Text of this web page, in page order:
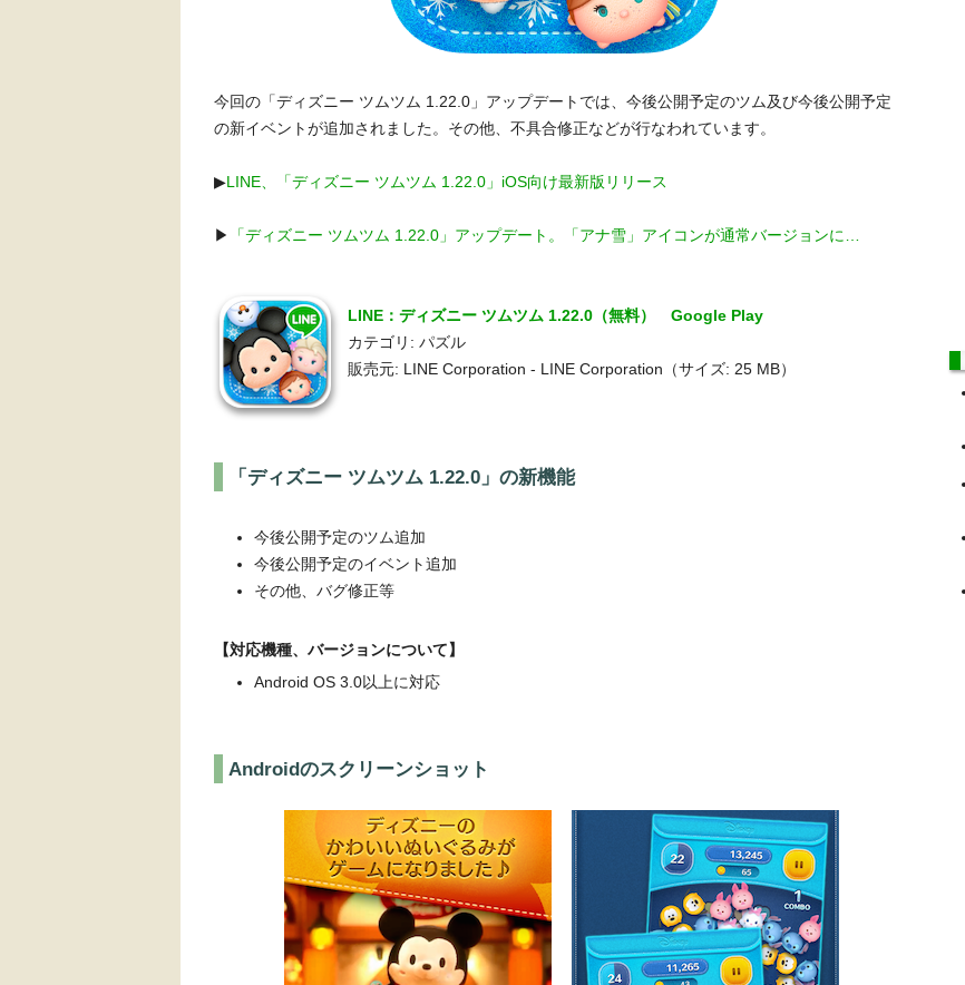
今回の「ディズニー ツムツム 1.22.0」アップデートでは、今後公開予定のツム及び今後公開予定
の新イベントが追加されました。その他、不具合修正などが行なわれています。
▶︎LINE、「ディズニー ツムツム 1.22.0」iOS向け最新版リリース
▶︎ 「ディズニー ツムツム 1.22.0」アップデート。「アナ雪」アイコンが通常バージョンに…
LINE：ディズニー ツムツム 1.22.0（無料）
Google Play
カテゴリ: パズル
販売元: LINE Corporation - LINE Corporation（サイズ: 25 MB）
「ディズニー ツムツム 1.22.0」の新機能
今後公開予定のツム追加
今後公開予定のイベント追加
その他、バグ修正等
【対応機種、バージョンについて】
Android OS 3.0以上に対応
Androidのスクリーンショット